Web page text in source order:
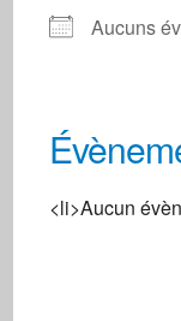
Aucuns
3 Rue
<li>Aucun